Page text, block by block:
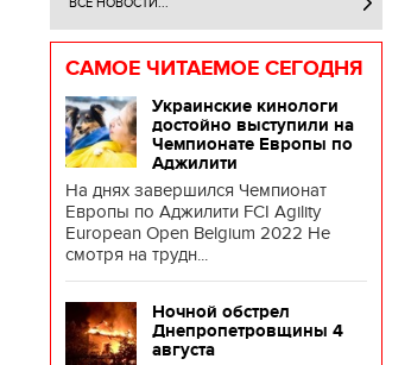
САМОЕ ЧИТАЕМОЕ СЕГОДНЯ
Украинские кинологи
достойно выступили на
Чемпионате Европы по
Аджилити
На днях завершился Чемпионат
Европы по Аджилити FCI Agility
European Open Belgium 2022 Не
смотря на трудн...
Ночной обстрел
Днепропетровщины 4
августа